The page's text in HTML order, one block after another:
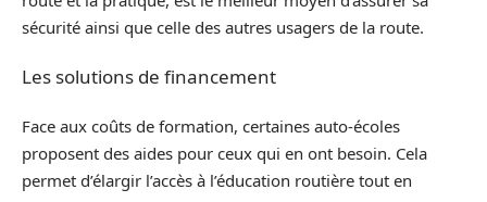
sécurité ainsi que celle des autres usagers de la route.
Les solutions de financement
Face aux coûts de formation, certaines auto-écoles
proposent des aides pour ceux qui en ont besoin. Cela
permet d’élargir l’accès à l’éducation routière tout en